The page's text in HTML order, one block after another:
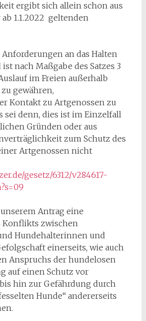
ergibt sich allein schon aus
1.1.2022 geltenden
an das Halten
nach Maßgabe des Satzes 3
im Freien außerhalb
gewähren,
Kontakt zu Artgenossen zu
sei denn, dies ist im Einzelfall
Gründen oder aus
zum Schutz des
Artgenossen nicht
gesetz/6312/v284617-
Antrag eine
Konflikts zwischen
Hundehalterinnen und
einerseits, wie auch
Anspruchs der hundelosen
auf einen Schutz vor
hin zur Gefährdung durch
Hunde“ andererseits